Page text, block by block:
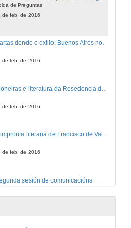
de Preguntas
de feb. de 2016
Cartas dendo o exilio: Buenos Aires no epistolario de Francisco Ayala
de feb. de 2016
de feb. de 2016
A impronta literaria de Francisco de Valdés na prensa dos anos vinte e trinta
de feb. de 2016
sesión de comunicacións
de Preguntas
de feb. de 2016